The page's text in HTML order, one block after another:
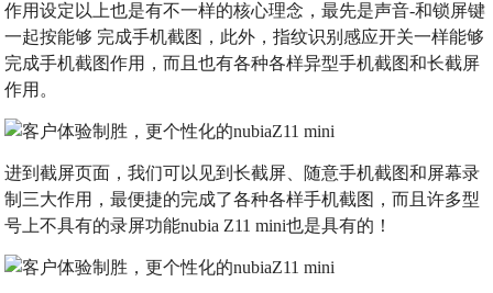
作用设定以上也是有不一样的核心理念，最先是声音-和锁屏键
一起按能够 完成手机截图，此外，指纹识别感应开关一样能够
完成手机截图作用，而且也有各种各样异型手机截图和长截屏
作用。
进到截屏页面，我们可以见到长截屏、随意手机截图和屏幕录
制三大作用，最便捷的完成了各种各样手机截图，而且许多型
号上不具有的录屏功能nubia Z11 mini也是具有的！